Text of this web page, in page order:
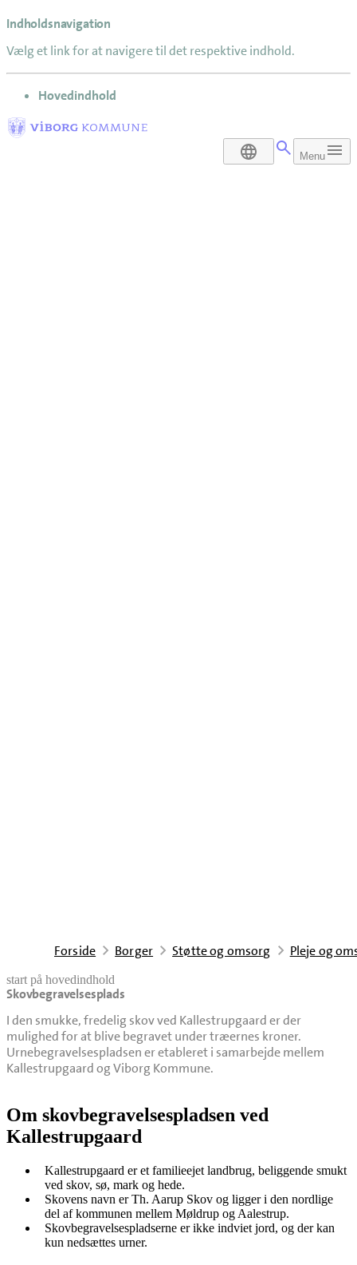
Indholdsnavigation
Vælg et link for at navigere til det respektive indhold.
gå til
Hovedindhold
DA Menu
Forside Borger Støtte og omsorg Pleje og
start på hovedindhold
Skovbegravelsesplads
I den smukke, fredelig skov ved Kallestrupgaard er der
mulighed for at blive begravet under træernes kroner.
Urnebegravelsespladsen er etableret i samarbejde mellem
Kallestrupgaard og Viborg Kommune.
senest opdateret 14. april 2026
Om skovbegravelsespladsen ved
Kallestrupgaard
Kallestrupgaard er et familieejet landbrug, beliggende smukt
ved skov, sø, mark og hede.
Skovens navn er Th. Aarup Skov og ligger i den nordlige
del af kommunen mellem Møldrup og Aalestrup.
Skovbegravelsespladserne er ikke indviet jord, og der kan
kun nedsættes urner.